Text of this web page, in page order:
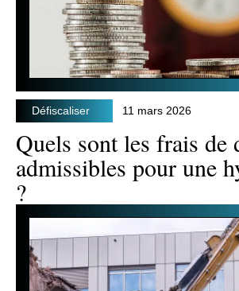
Défiscaliser 11 mars 2026
Quels sont les frais de
admissibles pour une
?